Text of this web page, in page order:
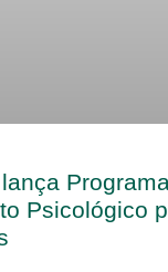
Psicológico